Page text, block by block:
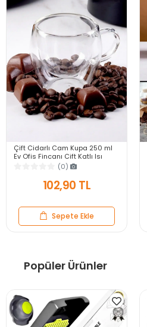
Çift Cidarlı Cam Kupa 250 ml
Ev Ofis Fincanı Çift Katlı Isı
Yalıtımlı Kulplu Cam Bardak
(0)
102,90 TL
Sepete Ekle
Popüler Ürünler